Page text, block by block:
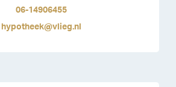
06-14906455
hypotheek@vlieg.nl